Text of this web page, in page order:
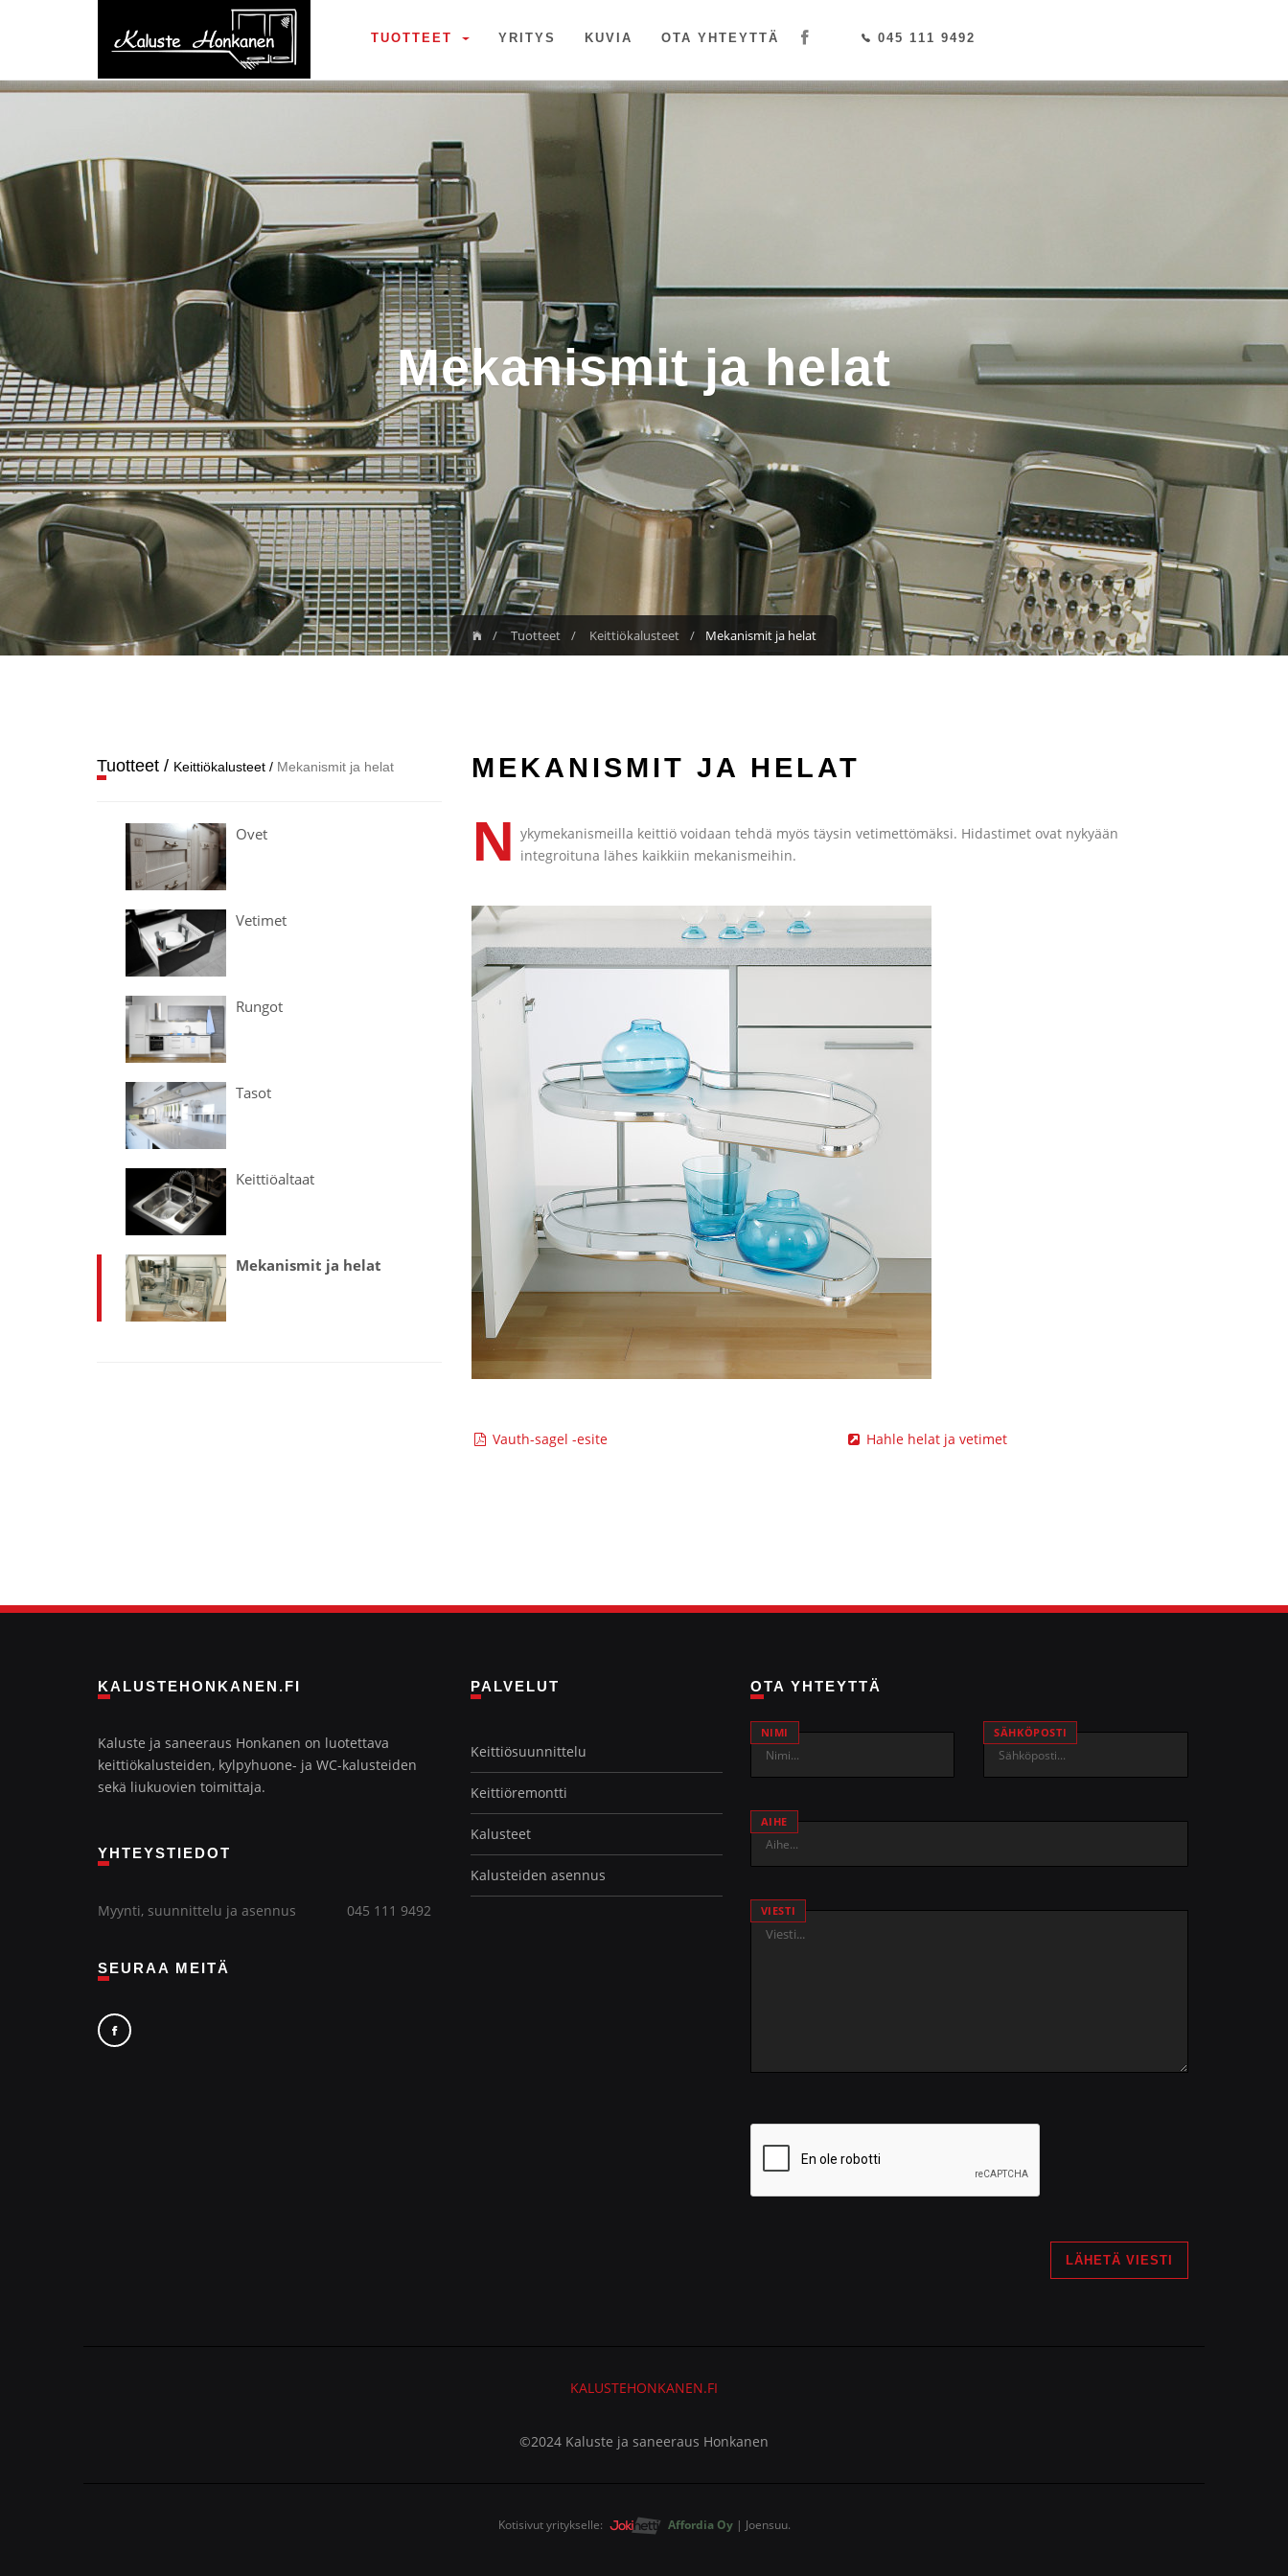
jani.honkanen(a)keittiokauppias.fi
TUOTTEET YRITYS KUVIA OTA YHTEYTTÄ 045 111 9492
Mekanismit ja helat
Tuotteet Keittiö­kalusteet Mekanismit ja helat
MEKANISMIT JA HELAT
N ykymekanismeilla keittiö voidaan tehdä myös täysin vetimettömäksi. Hidastimet ovat nykyään
integroituna lähes kaikkiin mekanismeihin.
Vauth-sagel -esite Hahle helat ja vetimet
Tuotteet / Keittiö­kalusteet / Mekanismit ja helat
Ovet
Vetimet
Rungot
Tasot
Keittiö­altaat
Mekanismit ja helat
KALUSTEHONKANEN.FI
Kaluste ja saneeraus Honkanen on luotettava
keittiökalusteiden, kylpyhuone- ja WC-kalusteiden
sekä liukuovien toimittaja.
YHTEYSTIEDOT
Myynti, suunnittelu ja asennus 045 111 9492
SEURAA MEITÄ
PALVELUT
Keittiö­suunnittelu
Keittiö­remontti
Kalusteet
Kalusteiden asennus
OTA YHTEYTTÄ
NIMI SÄHKÖPOSTI
AIHE
VIESTI
LÄHETÄ VIESTI
KALUSTEHONKANEN.FI
©2024 Kaluste ja saneeraus Honkanen
Kotisivut yritykselle: Affordia Oy | Joensuu.